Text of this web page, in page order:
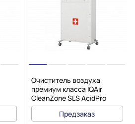
Очиститель воздуха
премиум класса IQAir
CleanZone SLS AcidPro
Предзаказ